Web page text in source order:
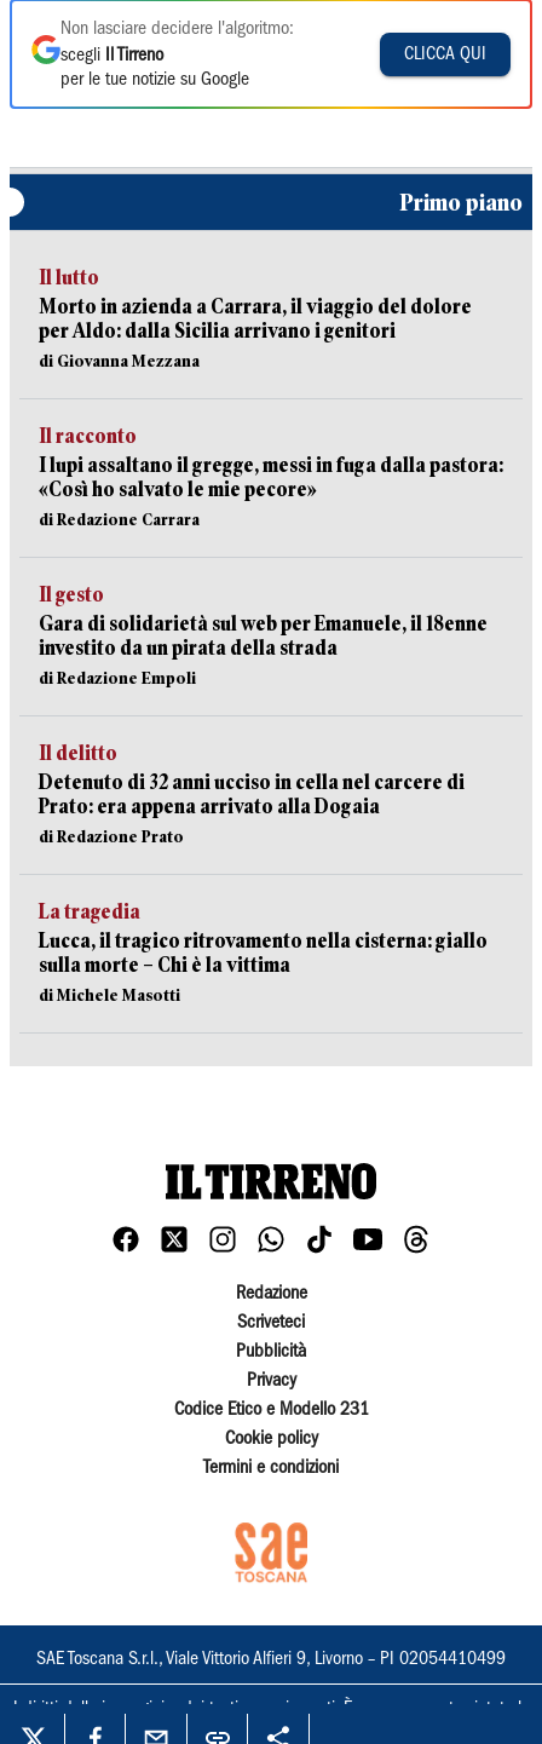
Non lasciare decidere l'algoritmo:
scegli
Il Tirreno
per le tue notizie su Google
CLICCA QUI
Primo piano
Il lutto
Morto in azienda a Carrara, il viaggio del dolore
per Aldo: dalla Sicilia arrivano i genitori
di Giovanna Mezzana
Il racconto
I lupi assaltano il gregge, messi in fuga dalla pastora:
«Così ho salvato le mie pecore»
di Redazione Carrara
Il gesto
Gara di solidarietà sul web per Emanuele, il 18enne
investito da un pirata della strada
di Redazione Empoli
Il delitto
Detenuto di 32 anni ucciso in cella nel carcere di
Prato: era appena arrivato alla Dogaia
di Redazione Prato
La tragedia
Lucca, il tragico ritrovamento nella cisterna: giallo
sulla morte – Chi è la vittima
di Michele Masotti
Redazione
Scriveteci
Pubblicità
Privacy
Codice Etico e Modello 231
Cookie policy
Termini e condizioni
SAE Toscana S.r.l., Viale Vittorio Alfieri 9, Livorno – PI 02054410499
I diritti delle immagini e dei testi sono riservati. È espressamente vietata la
loro riproduzione con qualsiasi mezzo e l'adattamento totale o parziale.